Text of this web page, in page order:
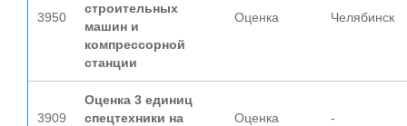
3950
строительных
машин и
компрессорной
станции
Оценка Челябинск
3909
Оценка 3 единиц
спецтехники на
Оценка -